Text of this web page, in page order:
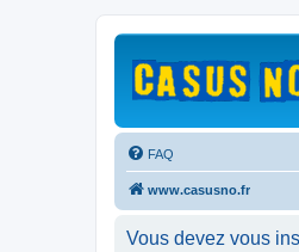
FAQ
www.casusno.fr
Vous devez vous